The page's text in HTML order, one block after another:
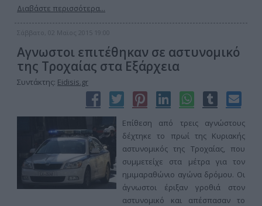
Διαβάστε περισσότερα...
Σάββατο, 02 Μαϊος 2015 19:00
Αγνωστοι επιτέθηκαν σε αστυνομικό
της Τροχαίας στα Εξάρχεια
Συντάκτης: Eidisis.gr
Επίθεση από τρεις αγνώστους
δέχτηκε το πρωί της Κυριακής
αστυνομικός της Τροχαίας, που
συμμετείχε στα μέτρα για τον
ημιμαραθώνιο αγώνα δρόμου. Οι
άγνωστοι έριξαν γροθιά στον
αστυνομικό και απέσπασαν το